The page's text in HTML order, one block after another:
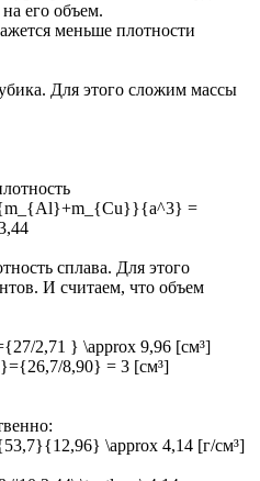
его объем.
меньше плотности
Для этого сложим массы
сплава. Для этого
И считаем, что объем
[см³]
[см³]
[г/см³]